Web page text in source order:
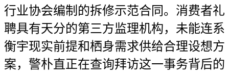
行业协会编制的拆修示范合同。消费者礼
聘具有天分的第三方监理机构，未能连系
衡宇现实前提和栖身需求供给合理设想方
案，警朴直正在查询拜访这一事务背后的